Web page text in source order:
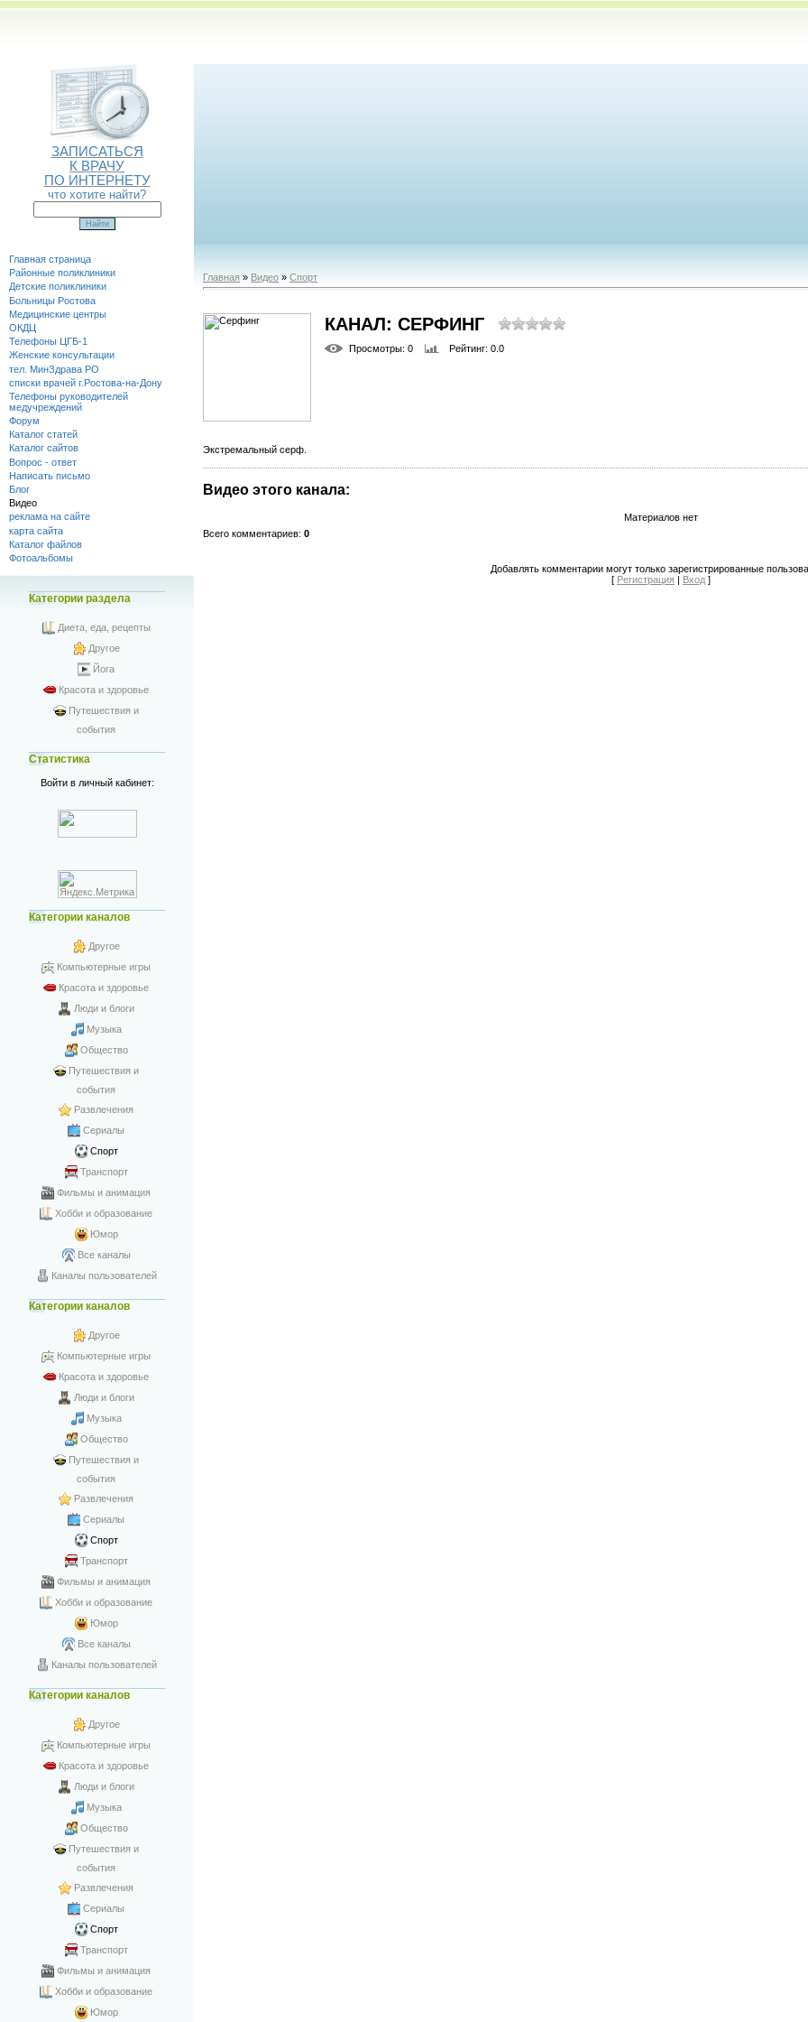
ЗАПИСАТЬСЯ
К ВРАЧУ
ПО ИНТЕРНЕТУ
что хотите найти?
Главная страница
Районные поликлиники
Детские поликлиники
Больницы Ростова
Медицинские центры
ОКДЦ
Телефоны ЦГБ-1
Женские консультации
тел. МинЗдрава РО
списки врачей г.Ростова-на-Дону
Телефоны руководителей
медучреждений
Форум
Каталог статей
Каталог сайтов
Вопрос - ответ
Написать письмо
Блог
Видео
реклама на сайте
карта сайта
Каталог файлов
Фотоальбомы
Категории раздела
Диета, еда, рецепты
Другое
Йога
Красота и здоровье
Путешествия и
события
Статистика
Войти в личный кабинет:
Категории каналов
Другое
Компьютерные игры
Красота и здоровье
Люди и блоги
Музыка
Общество
Путешествия и
события
Развлечения
Сериалы
Спорт
Транспорт
Фильмы и анимация
Хобби и образование
Юмор
Все каналы
Каналы пользователей
Категории каналов
Другое
Компьютерные игры
Красота и здоровье
Люди и блоги
Музыка
Общество
Путешествия и
события
Развлечения
Сериалы
Спорт
Транспорт
Фильмы и анимация
Хобби и образование
Юмор
Все каналы
Каналы пользователей
Категории каналов
Другое
Компьютерные игры
Красота и здоровье
Люди и блоги
Музыка
Общество
Путешествия и
события
Развлечения
Сериалы
Спорт
Транспорт
Фильмы и анимация
Хобби и образование
Юмор
Главная » Видео »Спорт
КАНАЛ: СЕРФИНГ
Просмотры: 0 Рейтинг: 0.0
Экстремальный серф.
Видео этого канала:
Материалов нет
Всего комментариев:0
Добавлять комментарии могут только зарегистрированные
[ Регистрация | Вход ]